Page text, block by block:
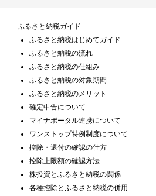
ふるさと納税ガイド
ふるさと納税はじめてガイド
ふるさと納税の流れ
ふるさと納税の仕組み
ふるさと納税の対象期間
ふるさと納税のメリット
確定申告について
マイナポータル連携について
ワンストップ特例制度について
控除・還付の確認の仕方
控除上限額の確認方法
株投資とふるさと納税の関係
各種控除とふるさと納税の併用